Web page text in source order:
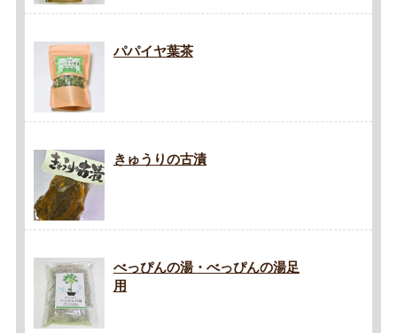
パパイヤ葉茶
きゅうりの古漬
べっぴんの湯・べっぴんの湯足
用